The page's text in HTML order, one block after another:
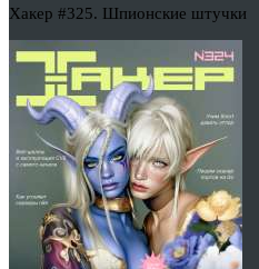
Хакер #325. Шпионские штучки